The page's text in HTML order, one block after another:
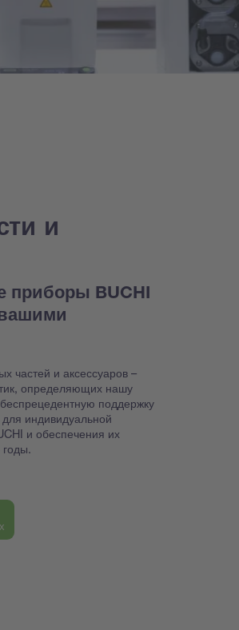
и
приборы BUCHI
частей и аксессуаров –
определяющих нашу
поддержку
индивидуальной
и обеспечения их
годы.